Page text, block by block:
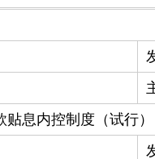
息内控制度（试行）